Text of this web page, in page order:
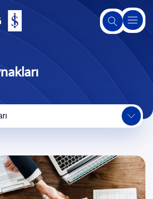
ve
2. El Satış
Platformu